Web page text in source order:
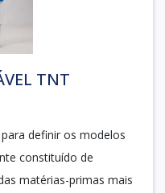
TNT
definir os modelos
constituído de
matérias-primas mais